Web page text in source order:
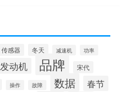
传感器 冬天 减速机 功率
发动机 品牌 宋代
操作 故障 数据 春节